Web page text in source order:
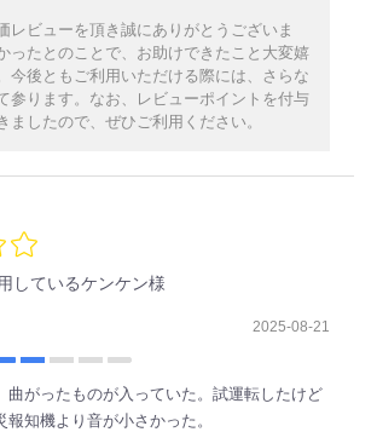
レビューを頂き誠にありがとうございま
ったとのことで、お助けできたこと大変嬉
今後ともご利用いただける際には、さらな
参ります。なお、レビューポイントを付与
ましたので、ぜひご利用ください。
しているケンケン様
2025-08-21
曲がったものが入っていた。試運転したけど
知機より音が小さかった。